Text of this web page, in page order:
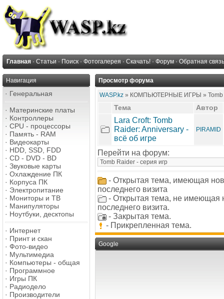
Главная · Статьи · Поиск · Фотогалерея · Скачать! · Форум · Обратная связь
Навигация
· Генеральная
· Материнские платы
· Контроллеры
· CPU - процессоры
· Память - RAM
· Видеокарты
· HDD, SSD, FDD
· CD - DVD - BD
· Звуковые карты
· Охлаждение ПК
· Корпуса ПК
· Электропитание
· Мониторы и ТВ
· Манипуляторы
· Ноутбуки, десктопы
· Интернет
· Принт и скан
· Фото-видео
· Мультимедиа
· Компьютеры - общая
· Программное
· Игры ПК
· Радиодело
· Производители
Просмотр форума
WASP.kz » КОМПЬЮТЕРНЫЕ ИГРЫ » Tomb
Тема Автор
Lara Croft: Tomb
Raider: Anniversary -
всё об игре
PIRAMID
Перейти на форум:
- Открытая тема, имеющая
последнего визита
- Открытая тема, не имеющая
последнего визита.
- Закрытая тема.
- Прикрепленная тема.
Google